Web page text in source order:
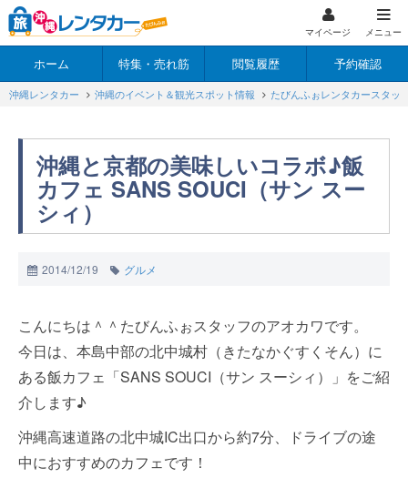
マイページ メニュー
ホーム 特集・売れ筋 閲覧履歴 予約確認
沖縄レンタカー 沖縄のイベント＆観光スポット情報 たびんふぉレンタカースタッ
沖縄と京都の美味しいコラボ♪飯
カフェ SANS SOUCI（サン スー
シィ）
2014/12/19 グルメ
こんにちは＾＾たびんふぉスタッフのアオカワです。
今日は、本島中部の北中城村（きたなかぐすくそん）に
ある飯カフェ「SANS SOUCI（サン スーシィ）」をご紹
介します♪
沖縄高速道路の北中城IC出口から約7分、ドライブの途
中におすすめのカフェです！